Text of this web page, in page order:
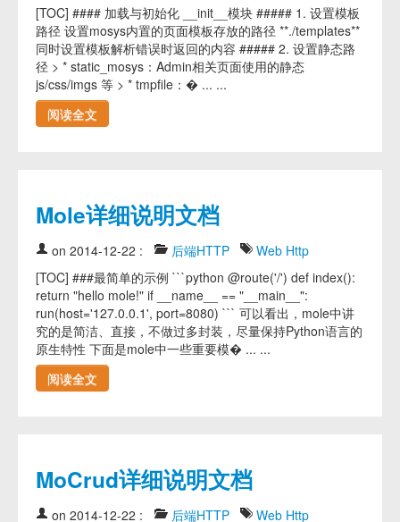
[TOC] #### 加载与初始化 __init__模块 ##### 1. 设置模板
路径 设置mosys内置的页面模板存放的路径 **./templates**
同时设置模板解析错误时返回的内容 ##### 2. 设置静态路
径 > * static_mosys：Admin相关页面使用的静态
js/css/imgs 等 > * tmpfile：� ... ...
阅读全文
Mole详细说明文档
on 2014-12-22 : 后端HTTP Web Http
[TOC] ###最简单的示例 ```python @route('/') def index():
return "hello mole!" if __name__ == "__main__":
run(host='127.0.0.1', port=8080) ``` 可以看出，mole中讲
究的是简洁、直接，不做过多封装，尽量保持Python语言的
原生特性 下面是mole中一些重要模� ... ...
阅读全文
MoCrud详细说明文档
on 2014-12-22 : 后端HTTP Web Http